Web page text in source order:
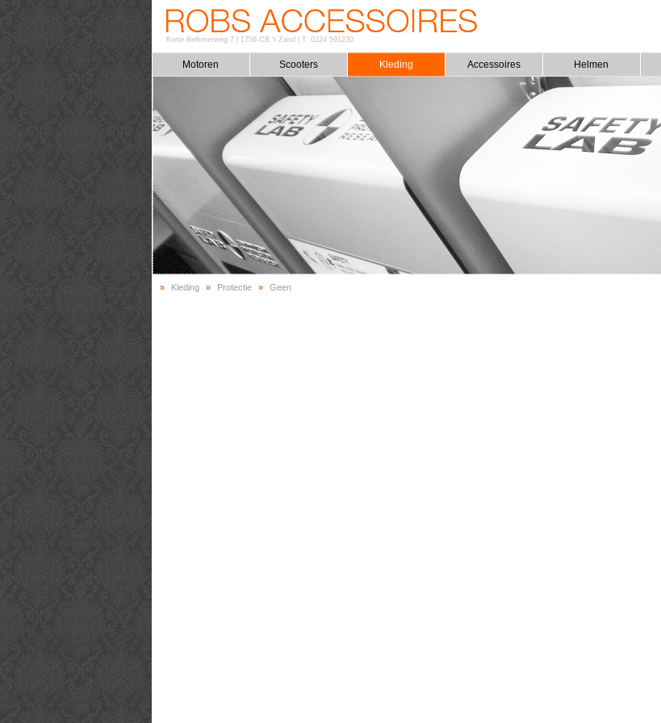
Korte Belkmerweg 7| 1756 CB 't Zand T: 0224 591230
Motoren Scooters Kleding Accessoires Helmen
» Kleding » Protectie » Geen